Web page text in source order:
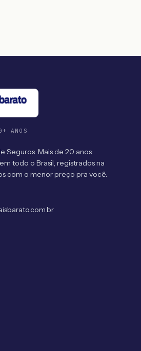
ANOS
Seguros. Mais de 20 anos
todo o Brasil, registrados na
com o menor preço pra você.